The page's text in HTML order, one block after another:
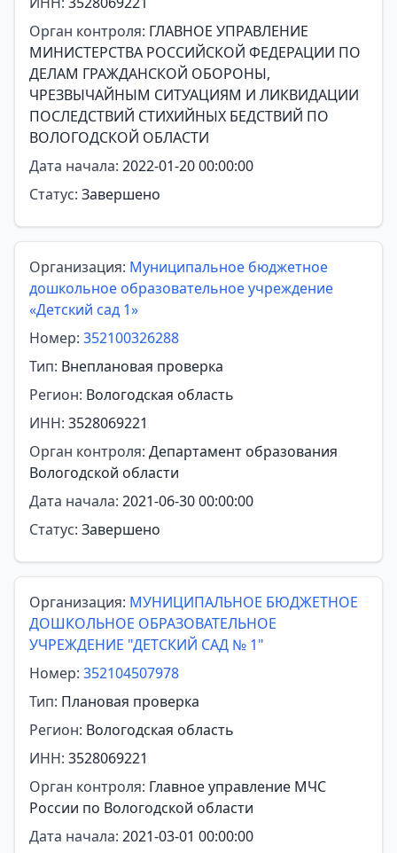
Орган контроля: ГЛАВНОЕ УПРАВЛЕНИЕ
МИНИСТЕРСТВА РОССИЙСКОЙ ФЕДЕРАЦИИ ПО
ДЕЛАМ ГРАЖДАНСКОЙ ОБОРОНЫ,
ЧРЕЗВЫЧАЙНЫМ СИТУАЦИЯМ И ЛИКВИДАЦИИ
ПОСЛЕДСТВИЙ СТИХИЙНЫХ БЕДСТВИЙ ПО
ВОЛОГОДСКОЙ ОБЛАСТИ
Дата начала: 2022-01-20 00:00:00
Статус: Завершено
Организация: Муниципальное бюджетное
дошкольное образовательное учреждение
«Детский сад 1»
Номер: 352100326288
Тип: Внеплановая проверка
Регион: Вологодская область
ИНН: 3528069221
Орган контроля: Департамент образования
Вологодской области
Дата начала: 2021-06-30 00:00:00
Статус: Завершено
Организация: МУНИЦИПАЛЬНОЕ БЮДЖЕТНОЕ
ДОШКОЛЬНОЕ ОБРАЗОВАТЕЛЬНОЕ
УЧРЕЖДЕНИЕ "ДЕТСКИЙ САД № 1"
Номер: 352104507978
Тип: Плановая проверка
Регион: Вологодская область
ИНН: 3528069221
Орган контроля: Главное управление МЧС
России по Вологодской области
Дата начала: 2021-03-01 00:00:00